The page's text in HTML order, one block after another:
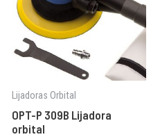
Lijadoras Orbital
OPT-P 309B Lijadora
orbital